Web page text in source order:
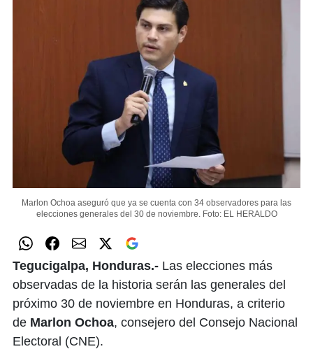
Marlon Ochoa aseguró que ya se cuenta con 34 observadores para las
elecciones generales del 30 de noviembre. Foto: EL HERALDO
Tegucigalpa, Honduras.- Las elecciones más
observadas de la historia serán las generales del
próximo 30 de noviembre en Honduras, a criterio
de Marlon Ochoa, consejero del Consejo Nacional
Electoral (CNE).